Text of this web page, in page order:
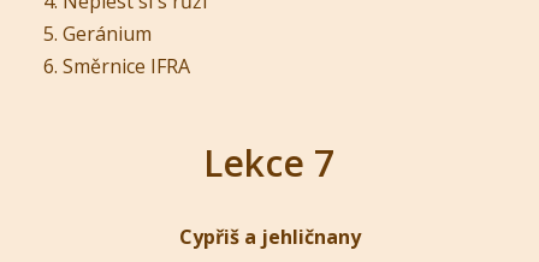
Geránium
Směrnice IFRA
Lekce 7
Cypřiš a jehličnany